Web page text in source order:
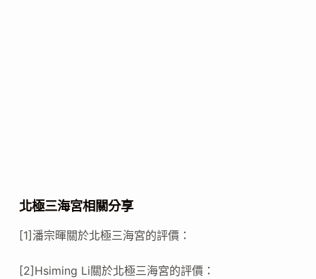
北極三海宮相關分享
[1]潘宗暉關於北極三海宮的評價：
[2]Hsiming Li關於北極三海宮的評價：